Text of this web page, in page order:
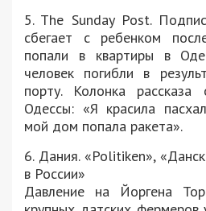
5. The Sunday Post.
сбегает с ребенком
попали в квартиры в
человек погибли в
порту. Колонка
Одессы: «Я красила
мой дом попала ракета».
6. Дания. «Politiken»,
в России»
Давление на Йоргена